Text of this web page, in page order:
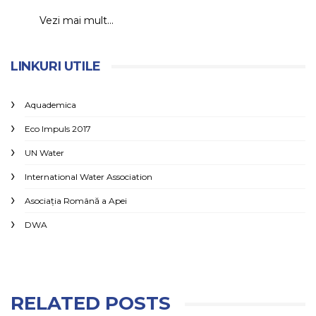
Vezi mai mult...
LINKURI UTILE
Aquademica
Eco Impuls 2017
UN Water
International Water Association
Asociaţia Română a Apei
DWA
RELATED POSTS